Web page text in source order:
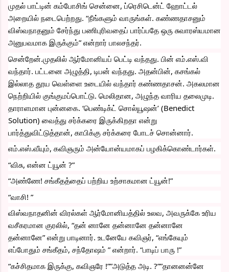
முதல் பாட்டின் கம்போசிங் சென்னை, ப்ரெசிடென்ட் ஹோட்டல்
அறையில் நடைபெற்றது. “நீங்களும் வாருங்கள். கண்ணதாசனும்
விஸ்வநாதனும் சேர்ந்து பணிபுரிவதைப் பார்ப்பதே ஒரு சுவாரஸ்யமான
அனுபவமாக இருக்கும்” என்றார் பாலசந்தர்.
சென்றேன்.முதலில் ஆர்மோனியப் பெட்டி வந்தது. பின் எம்.எஸ்.வி
வந்தார். பட்டனை அழுத்தி, டிபன் வந்தது. அதன்பின், கசங்கல்
இல்லாத தூய வெள்ளை உடையில் வந்தார் கண்ணதாசன். அகலமான
நெற்றியில் குங்குமப்பொட்டு. மெலிதான, அழுந்த வாரிய தலைமுடி.
தாராளமான புன்னகை. ‘பெண்டிக்ட் சொல்யூஷன்’ (Benedict
Solution) வைத்து சர்க்கரை இருக்கிறதா என்று
பார்த்துவிட்டுத்தான், காபிக்கு சர்க்கரை போடச் சொன்னார்.
எம்.எஸ்.வீயும், கவிஞரும் அன்யோன்யமாகப் பழகிக்கொண்டார்கள்.
“விசு, என்ன ட்யூன் ?”
“அண்ணே! சங்கீதத்தைப் பற்றிய உற்சாகமான ட்யூன்!”
“வாசி! ”
விஸ்வநாதனின் விரல்கள் ஆர்மோனியத்தில் உலவ, அவருக்கே உரிய
வசீகரமான குரலில், “தன் னானே தன்னானே தன்னானே
தன்னானே” என்று பாடினார். உடனேயே கவிஞர், “எங்கேயும்
எப்போதும் சங்கீதம், சந்தோஷம் ” என்றார். “பாடிப் பாரு !”
“கச்சிதமாக இருக்கு, கவிஞரே !””அடுத்த அடி. ?””தானனன்னே